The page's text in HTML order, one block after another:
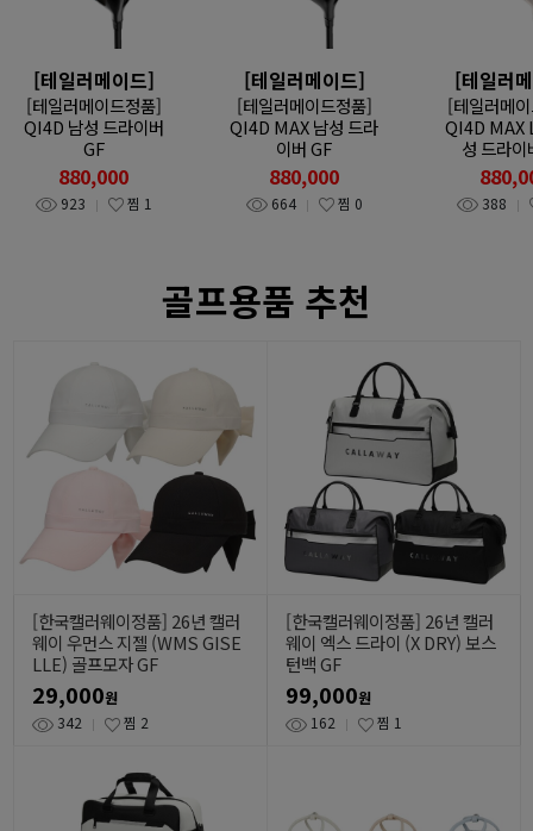
[테일러메이드]
[테일러메이드정품]
QI4D 남성 드라이버
GF
880,000
923 찜 1
[테일러메이드]
[테일러메이드정품]
QI4D MAX 남성 드라
이버 GF
880,000
664 찜 0
[테일러
[테일러메
QI4D MAX
성 드라이
388
골프용품 추천
[한국캘러웨이정품] 26년 캘러
웨이 우먼스 지젤 (WMS GISE
LLE) 골프모자 GF
29,000원
342
찜 2
[한국캘러웨이정품] 26년 캘러
웨이 엑스 드라이 (X DRY) 보스
턴백 GF
99,000원
162
찜 1